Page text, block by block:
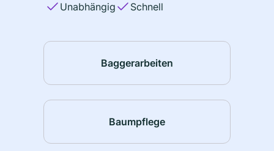
Unabhängig
Schnell
Baggerarbeiten
Baumpflege